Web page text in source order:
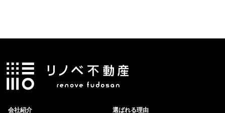
会社紹介 選ばれる理由